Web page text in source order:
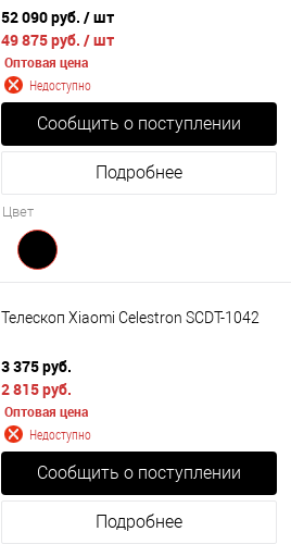
52 090 руб. / шт
49 875 руб. / шт
Оптовая цена
Недоступно
Сообщить о поступлении
Подробнее
Цвет
Телескоп Xiaomi Celestron SCDT-1042
3 375 руб.
2 815 руб.
Оптовая цена
Недоступно
Сообщить о поступлении
Подробнее